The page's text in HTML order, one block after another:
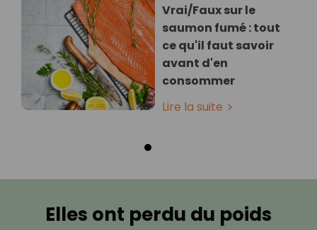
Vrai/Faux sur le
saumon fumé : tout
ce qu'il faut savoir
avant d'en
consommer
Lire la suite
Elles ont perdu du poids